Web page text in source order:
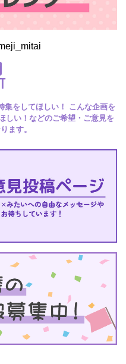
集をしてほしい！ こんな企画を
しい！などのご希望・ご意見を
ます。